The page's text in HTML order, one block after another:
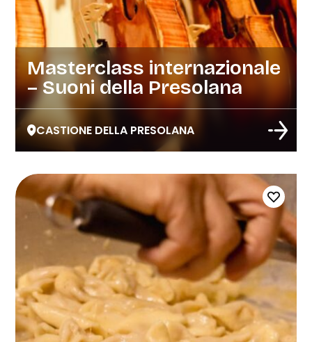
Masterclass internazionale
– Suoni della Presolana
CASTIONE DELLA PRESOLANA